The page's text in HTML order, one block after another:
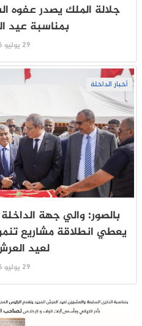
بمناسبة عيد
29 يوليو 2026
أخبار الداخلة
بالصور: والي جهة
لعيد
29 يوليو 2026